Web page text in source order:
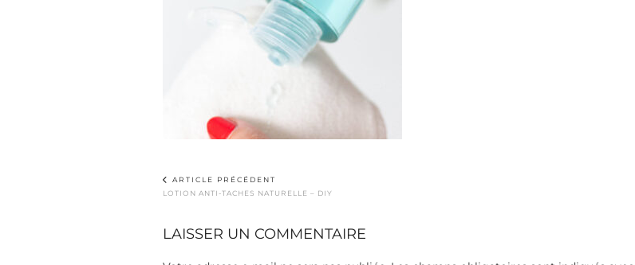
ARTICLE PRÉCÉDENT
LOTION ANTI-TACHES NATURELLE – DIY
LAISSER UN COMMENTAIRE